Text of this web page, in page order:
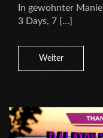
In gewohnter
3 Days, 7 […]
Weiter